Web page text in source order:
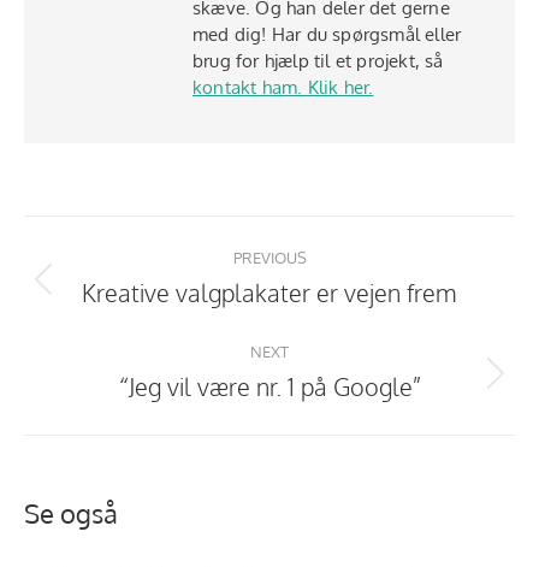
skæve. Og han deler det gerne
med dig! Har du spørgsmål eller
brug for hjælp til et projekt, så
kontakt ham. Klik her.
navigation
PREVIOUS
Previous
Kreative valgplakater er vejen frem
NEXT
Next
“Jeg vil være nr. 1 på Google”
Se også